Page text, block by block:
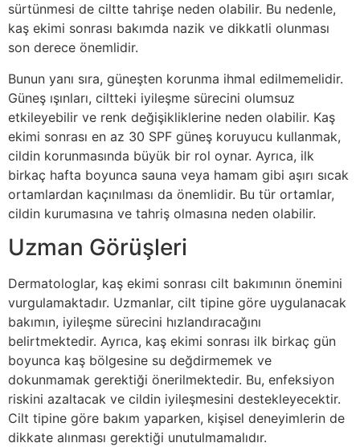
sürtünmesi de ciltte tahrişe neden olabilir. Bu nedenle,
kaş ekimi sonrası bakımda nazik ve dikkatli olunması
son derece önemlidir.
Bunun yanı sıra, güneşten korunma ihmal edilmemelidir.
Güneş ışınları, ciltteki iyileşme sürecini olumsuz
etkileyebilir ve renk değişikliklerine neden olabilir. Kaş
ekimi sonrası en az 30 SPF güneş koruyucu kullanmak,
cildin korunmasında büyük bir rol oynar. Ayrıca, ilk
birkaç hafta boyunca sauna veya hamam gibi aşırı sıcak
ortamlardan kaçınılması da önemlidir. Bu tür ortamlar,
cildin kurumasına ve tahriş olmasına neden olabilir.
Uzman Görüşleri
Dermatologlar, kaş ekimi sonrası cilt bakımının önemini
vurgulamaktadır. Uzmanlar, cilt tipine göre uygulanacak
bakımın, iyileşme sürecini hızlandıracağını
belirtmektedir. Ayrıca, kaş ekimi sonrası ilk birkaç gün
boyunca kaş bölgesine su değdirmemek ve
dokunmamak gerektiği önerilmektedir. Bu, enfeksiyon
riskini azaltacak ve cildin iyileşmesini destekleyecektir.
Cilt tipine göre bakım yaparken, kişisel deneyimlerin de
dikkate alınması gerektiği unutulmamalıdır.